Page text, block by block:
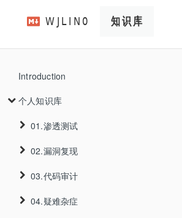
Introduction
个人知识库
01.渗透测试
01.信息收集
01.资产收集
01.主域名收集
02.WEB漏洞
01.SQL注入
03.工具使用
02.漏洞复现
01.Thinkphp
02.V2board
03.代码审计
01.Java
04.疑难杂症